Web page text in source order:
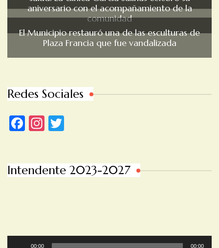
aniversario con el acompañamiento de la
comunidad
El Municipio restauró una de las esculturas de
Plaza Francia que fue vandalizada
Redes Sociales
Facebook
Instagram
Intendente 2023-2027
Reproductor
00:00 00:00